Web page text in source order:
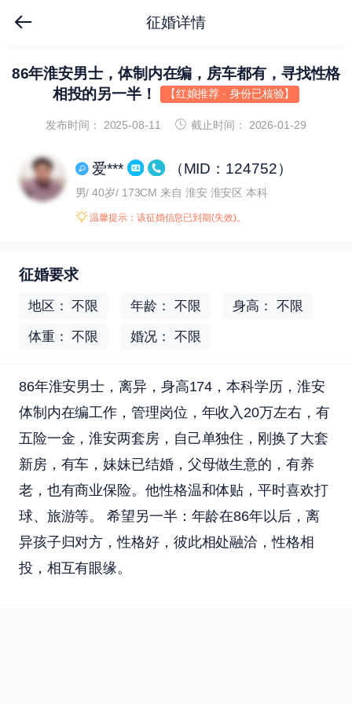
征婚详情
86年淮安男士，体制内在编，房车都有，寻找性格
相投的另一半！
【红娘推荐 · 身份已核验】
发布时间： 2025-08-11 截止时间： 2026-01-29
爱*** （MID：124752）
男/ 40岁/ 173CM 来自 淮安 淮安区 本科
温馨提示：该征婚信息已到期(失效)。
征婚要求
地区： 不限 年龄： 不限 身高： 不限
体重： 不限 婚况： 不限
86年淮安男士，离异，身高174，本科学历，淮安
体制内在编工作，管理岗位，年收入20万左右，有
五险一金，淮安两套房，自己单独住，刚换了大套
新房，有车，妹妹已结婚，父母做生意的，有养
老，也有商业保险。他性格温和体贴，平时喜欢打
球、旅游等。 希望另一半：年龄在86年以后，离
异孩子归对方，性格好，彼此相处融洽，性格相
投，相互有眼缘。